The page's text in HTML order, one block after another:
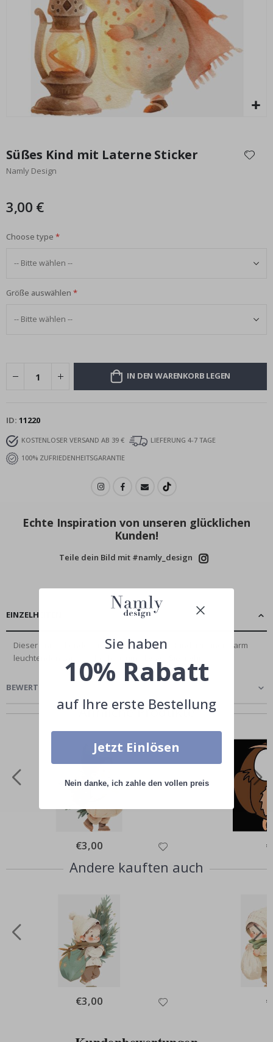
Special
Price
3,00 €
Anfang
der
Bildgalerie
Süßes Kind mit Laterne Sticker
Namly Design
3,00 €
Choose type
Größe auswählen
IN DEN WARENKORB LEGEN
ID 11220
KOSTENLOSER VERSAND AB 39 €
LIEFERUNG 4-7 TAGE
100% ZUFRIEDENHEITSGARANTIE
Echte Inspiration von unseren glücklichen
Kunden!
Teile dein Bild mit #namly_design
EINZELHEITEN
Dieser entzückende Sticker zeigt ein süßes Kind mit einer warm
leuchtenden Laterne. Perfekt, um...
BEWERTUNGEN
Ähnliche Produkte
Special
Price
€3,00
Andere kauften auch
Special
Price
€3,00
Sie haben
10% Rabatt
auf Ihre erste Bestellung
Jetzt Einlösen
Nein danke, ich zahle den vollen preis